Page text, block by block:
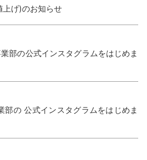
げ)のお知らせ
部の公式インスタグラムをはじめま
部の 公式インスタグラムをはじめま